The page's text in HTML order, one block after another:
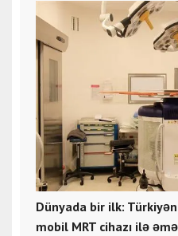
Dünyada bir ilk:
mobil MRT cihazı ilə